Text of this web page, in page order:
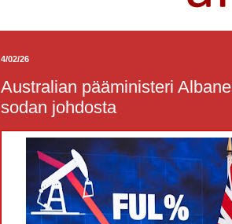
4/02/26
Australian pääministeri
sodan johdosta